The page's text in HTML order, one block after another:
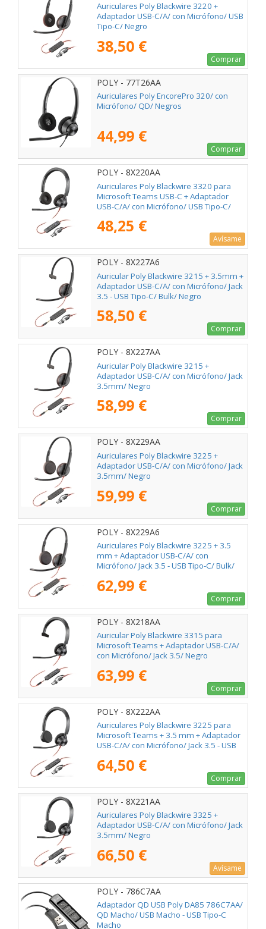
Auriculares Poly Blackwire 3220 +
Adaptador USB-C/A/ con Micrófono/ USB
Tipo-C/ Negro
38,50 €
Comprar
POLY - 77T26AA
Auriculares Poly EncorePro 320/ con
Micrófono/ QD/ Negros
44,99 €
Comprar
POLY - 8X220AA
Auriculares Poly Blackwire 3320 para
Microsoft Teams USB-C + Adaptador
USB-C/A/ con Micrófono/ USB Tipo-C/
48,25 €
Avísame
POLY - 8X227A6
Auricular Poly Blackwire 3215 + 3.5mm +
Adaptador USB-C/A/ con Micrófono/ Jack
3.5 - USB Tipo-C/ Bulk/ Negro
58,50 €
Comprar
POLY - 8X227AA
Auricular Poly Blackwire 3215 +
Adaptador USB-C/A/ con Micrófono/ Jack
3.5mm/ Negro
58,99 €
Comprar
POLY - 8X229AA
Auriculares Poly Blackwire 3225 +
Adaptador USB-C/A/ con Micrófono/ Jack
3.5mm/ Negro
59,99 €
Comprar
POLY - 8X229A6
Auriculares Poly Blackwire 3225 + 3.5
mm + Adaptador USB-C/A/ con
Micrófono/ Jack 3.5 - USB Tipo-C/ Bulk/
62,99 €
Comprar
POLY - 8X218AA
Auricular Poly Blackwire 3315 para
Microsoft Teams + Adaptador USB-C/A/
con Micrófono/ Jack 3.5/ Negro
63,99 €
Comprar
POLY - 8X222AA
Auriculares Poly Blackwire 3225 para
Microsoft Teams + 3.5 mm + Adaptador
USB-C/A/ con Micrófono/ Jack 3.5 - USB
64,50 €
Comprar
POLY - 8X221AA
Auriculares Poly Blackwire 3325 +
Adaptador USB-C/A/ con Micrófono/ Jack
3.5mm/ Negro
66,50 €
Avísame
POLY - 786C7AA
Adaptador QD USB Poly DA85 786C7AA/
QD Macho/ USB Macho - USB Tipo-C
Macho